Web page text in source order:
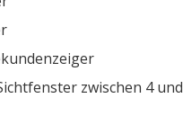
zwischen 4 und